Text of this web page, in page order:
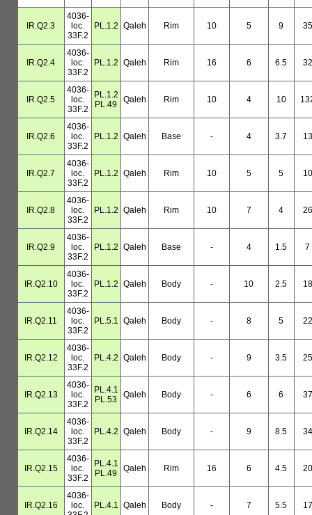
IR.Q2.3
4036-
loc.
33F.2
PL.1.2 Qaleh Rim 10 5 9 35
IR.Q2.4
4036-
loc.
33F.2
PL.1.2 Qaleh Rim 16 6 6.5 32
IR.Q2.5
4036-
loc.
33F.2
PL.1.2
PL.49
Qaleh Rim 10 4 10
IR.Q2.6
4036-
loc.
33F.2
PL.1.2 Qaleh Base - 4 3.7 13
IR.Q2.7
4036-
loc.
33F.2
PL.1.2 Qaleh Rim 10 5 5 10
IR.Q2.8
4036-
loc.
33F.2
PL.1.2 Qaleh Rim 10 7 4 26
IR.Q2.9
4036-
loc.
33F.2
PL.1.2 Qaleh Base - 4 1.5 7
IR.Q2.10
4036-
loc.
33F.2
PL.1.2 Qaleh Body - 10 2.5 18
IR.Q2.11
4036-
loc.
33F.2
PL.5.1 Qaleh Body - 8 5 22
IR.Q2.12
4036-
loc.
33F.2
PL.4.2 Qaleh Body - 9 3.5 25
IR.Q2.13
4036-
loc.
33F.2
PL.4.1
PL.53
Qaleh Body - 6 6 37
IR.Q2.14
4036-
loc.
33F.2
PL.4.2 Qaleh Body - 9 8.5 34
IR.Q2.15
4036-
loc.
33F.2
PL.4.1
PL.49
Qaleh Rim 16 6 4.5 20
IR.Q2.16
4036-
loc.
PL.4.1 Qaleh Body - 7 5.5 17